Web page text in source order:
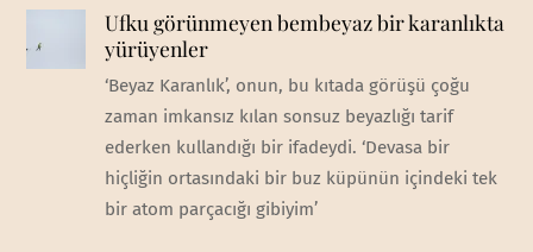
Ufku görünmeyen bembeyaz bir karanlıkta
yürüyenler
‘Beyaz Karanlık’, onun, bu kıtada görüşü çoğu
zaman imkansız kılan sonsuz beyazlığı tarif
ederken kullandığı bir ifadeydi. ‘Devasa bir
hiçliğin ortasındaki bir buz küpünün içindeki tek
bir atom parçacığı gibiyim’